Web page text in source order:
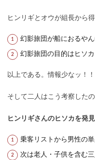
ヒンリギとオウが組長から
幻影旅団が船におるやん
幻影旅団の目的はヒソカ
以上である。情報少なッ！！
そして二人はこう考察したの
ヒンリギさんのヒソカを発
乗客リストから男性の
次は老人・子供を含む